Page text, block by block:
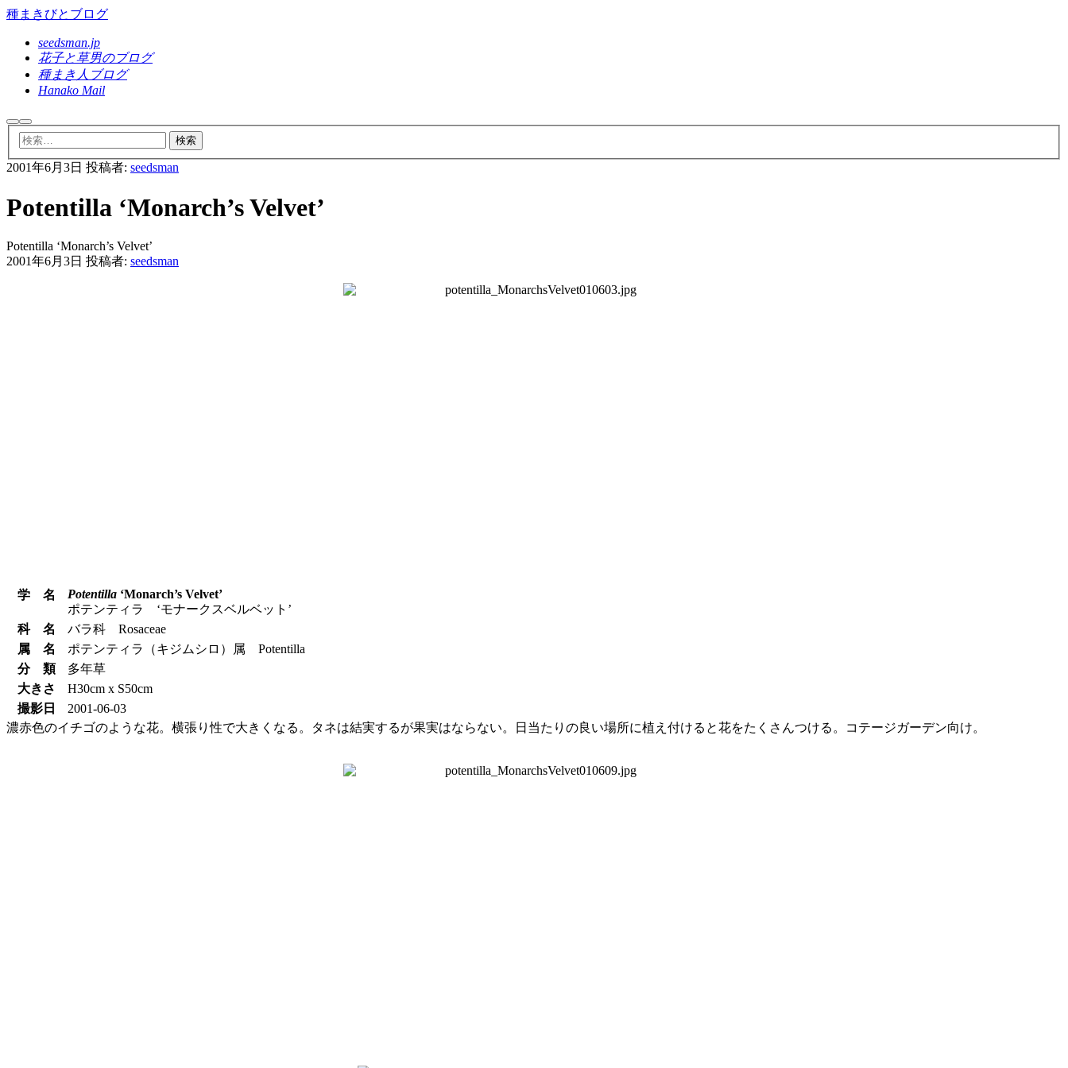
種まきびとブログ
seedsman.jp
花子と草男のブログ
種まき人ブログ
Hanako Mail
検 メ
イ
ン
メ
ー
2001年6月3日 投稿者: seedsman
Potentilla ‘Monarch’s Velvet’
Potentilla ‘Monarch’s Velvet’
2001年6月3日 投稿者: seedsman
学 名 Potentilla ‘Monarch’s Velvet’
ポテンティラ ‘モナークスベルベット’
科 名
バラ科 Rosaceae
属 名
ポテンティラ（キジムシロ）属 Potentilla
分 類
多年草
大きさ
H30cm x S50cm
撮影日
2001-06-03
濃赤色のイチゴのような花。横張り性で大きくなる。タネは結実するが果実はならない。日当たりの良い場所に植え付けると花をたくさんつける。コテージガーデン向け。